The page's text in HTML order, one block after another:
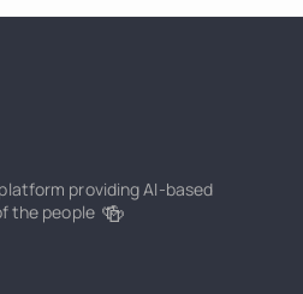
providing AI-based
the people 🍻